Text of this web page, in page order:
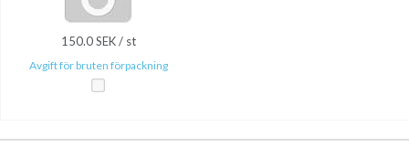
150.0 SEK / st
Avgift för bruten förpackning